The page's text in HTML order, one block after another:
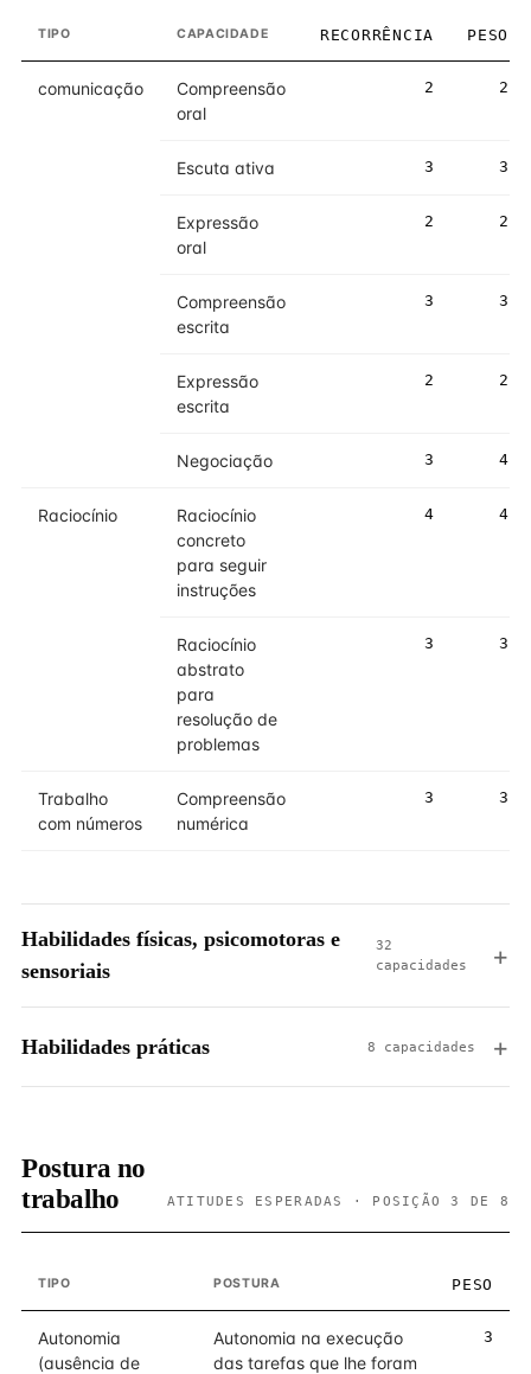
TIPO CAPACIDADE RECORRÊNCIA PESO
comunicação
Compreensão
oral
2 2
Escuta ativa 3 3
Expressão
oral
2 2
Compreensão
escrita
3 3
Expressão
escrita
2 2
Negociação 3 4
Raciocínio
Raciocínio
concreto
para seguir
instruções
4 4
Raciocínio
abstrato
para
resolução de
problemas
3 3
Trabalho
com números
Compreensão
numérica
3 3
Habilidades físicas, psicomotoras e
sensoriais
32
capacidades
Habilidades práticas 8 capacidades
Postura no
trabalho
ATITUDES ESPERADAS · POSIÇÃO 3 DE 8
TIPO POSTURA PESO
Autonomia
(ausência de
Autonomia na execução
das tarefas que lhe foram
3